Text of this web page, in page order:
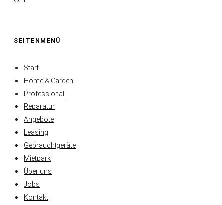
SEITENMENÜ
Start
Home & Garden
Professional
Reparatur
Angebote
Leasing
Gebrauchtgeräte
Mietpark
Über uns
Jobs
Kontakt